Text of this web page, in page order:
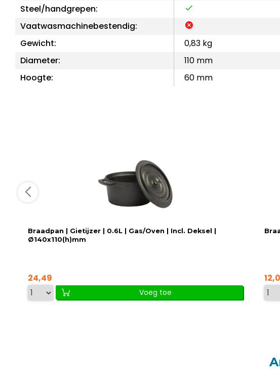
Steel/handgrepen:
Vaatwasmachinebestendig:
Gewicht:
0,83 kg
Diameter:
110 mm
Hoogte:
60 mm
Braadpan | Gietijzer | 0.6L | Gas/Oven | Incl. Deksel |
Ø140x110(h)mm
24,49
Voeg toe